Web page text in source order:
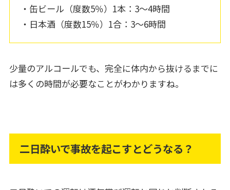
・缶ビール（度数5％）1本：3～4時間
・日本酒（度数15％）1合：3～6時間
少量のアルコールでも、完全に体内から抜けるまでに
は多くの時間が必要なことがわかりますね。
二日酔いで事故を起こすとどうなる？